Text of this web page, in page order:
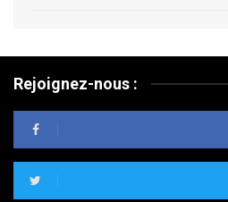
Rejoignez-nous :